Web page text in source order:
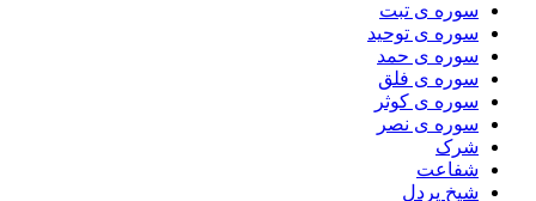
سوره ی تبت
سوره ی توحید
سوره ی حمد
سوره ی فلق
سوره ی کوثر
سوره ی نصر
شرک
شفاعت
شیخ پردل